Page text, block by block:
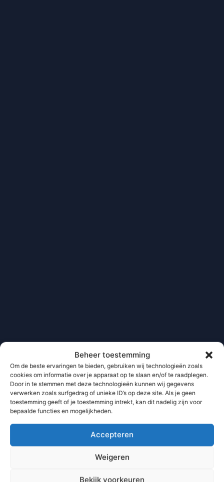
Beheer toestemming
Om de beste ervaringen te bieden, gebruiken wij technologieën zoals
cookies om informatie over je apparaat op te slaan en/of te raadplegen.
Door in te stemmen met deze technologieën kunnen wij gegevens
verwerken zoals surfgedrag of unieke ID’s op deze site. Als je geen
toestemming geeft of je toestemming intrekt, kan dit nadelig zijn voor
bepaalde functies en mogelijkheden.
Accepteren
Weigeren
Bekijk voorkeuren